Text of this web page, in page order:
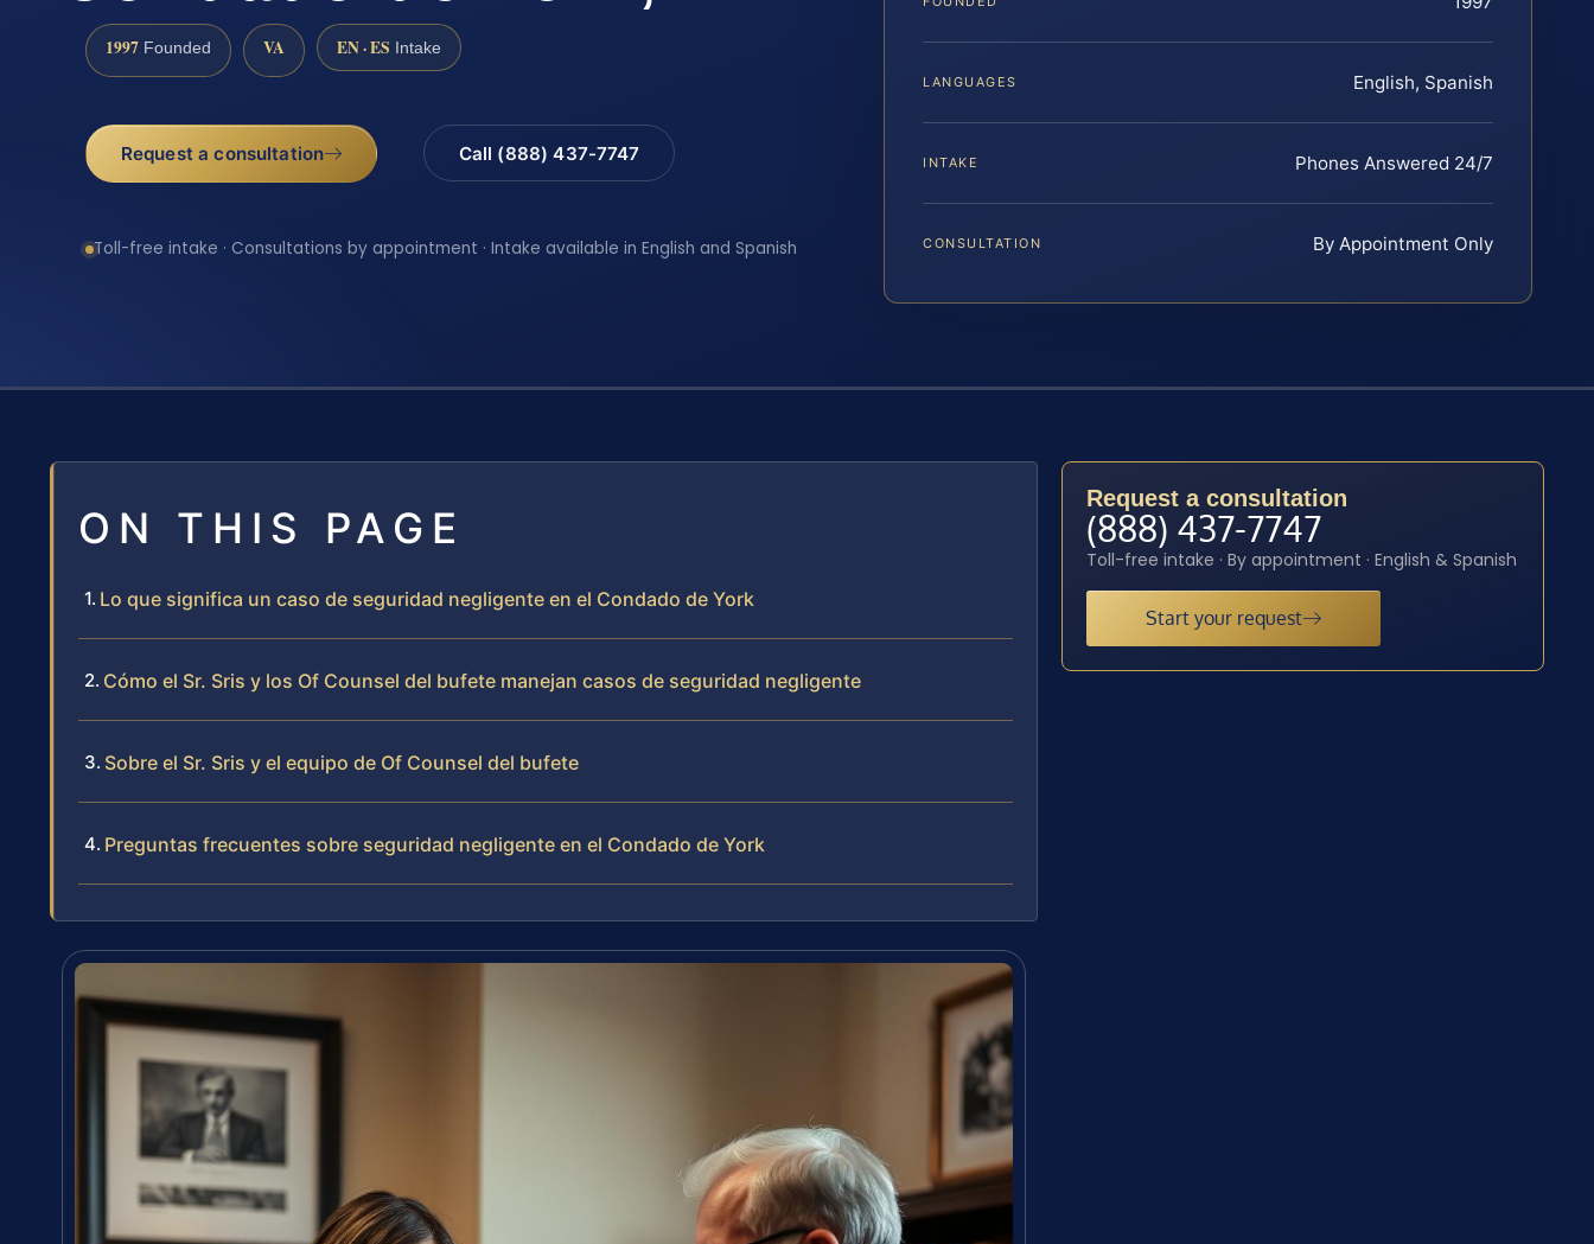
1997 Founded VA EN · ES Intake
Request a consultation Call (888) 437-7747
Toll-free intake · Consultations by appointment · Intake available in English and Spanish
LANGUAGES English, Spanish
INTAKE Phones Answered 24/7
CONSULTATION By Appointment Only
ON THIS PAGE
Lo que significa un caso de seguridad negligente en el Condado de York
Cómo el Sr. Sris y los Of Counsel del bufete manejan casos de seguridad negligente
Sobre el Sr. Sris y el equipo de Of Counsel del bufete
Preguntas frecuentes sobre seguridad negligente en el Condado de York
Request a consultation
(888) 437-7747
Toll-free intake · By appointment · English & Spanish
Start your request